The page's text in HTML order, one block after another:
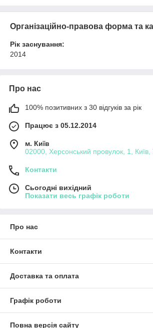
Організаційно-правова форма та
Рік заснування:
2014
Про нас
100% позитивних з 30 відгуків за рік
Працює з 05.12.2014
м. Київ
02000, Херсонський провулок, 1, Київ,
Контакти
Сьогодні вихідний
Показати весь графік роботи
Про нас
Контакти
Доставка та оплата
Графік роботи
Повна версія сайту